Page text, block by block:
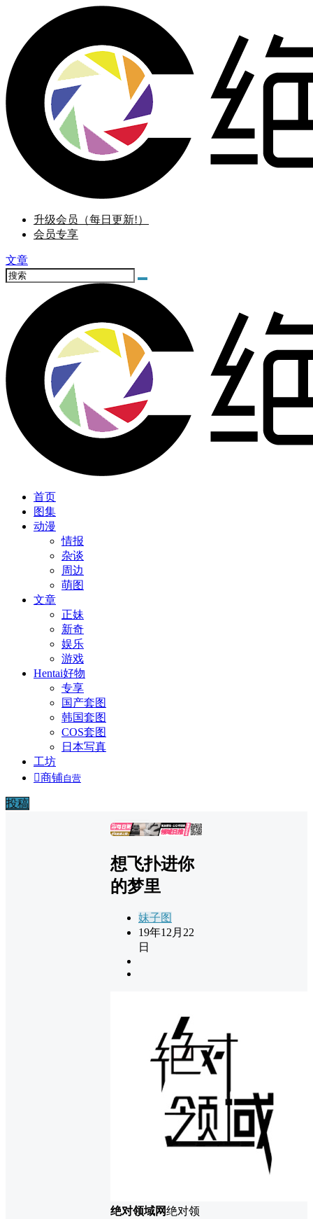
升级会员（每日更新!）
会员专享
文章
首页
图集
动漫
情报
杂谈
周边
萌图
文章
正妹
新奇
娱乐
游戏
Hentai好物
专享
国产套图
韩国套图
COS套图
日本写真
工坊
商铺自营
投稿
广告
想飞扑进你
的梦里
妹子图
19年12月22
日
绝对领域网绝对领